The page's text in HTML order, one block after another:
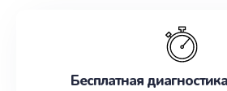
наилучшим образом. Не
Бесплатная